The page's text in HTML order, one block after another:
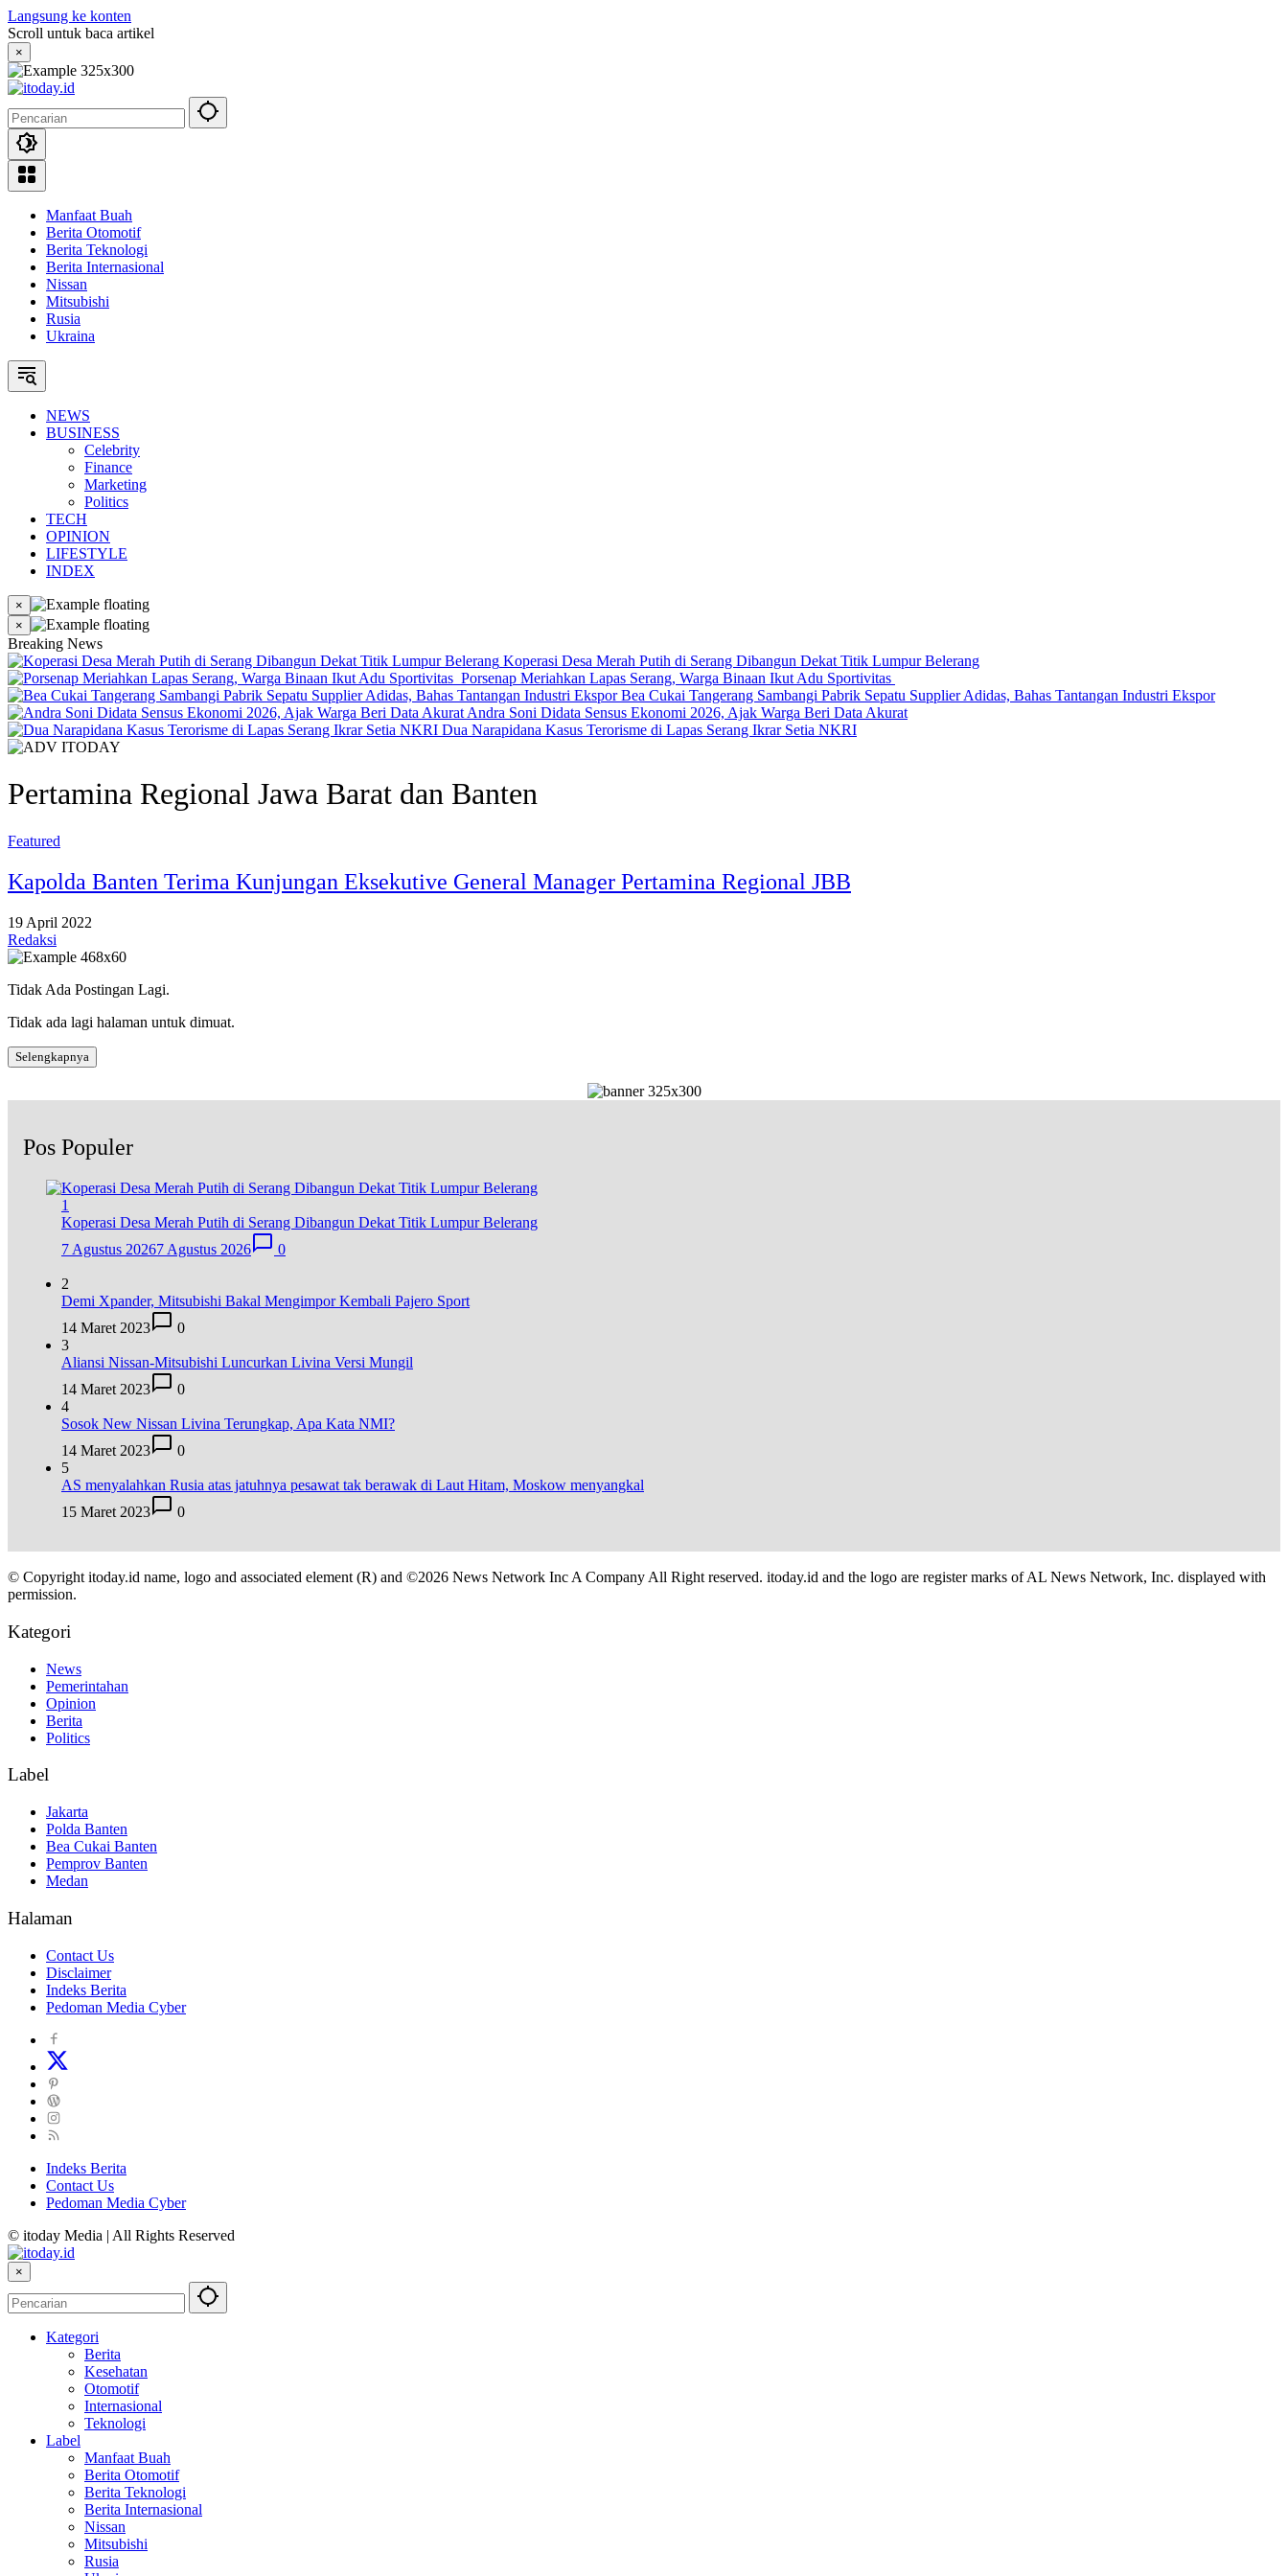
Langsung ke konten
Scroll untuk baca artikel
×
Manfaat Buah
Berita Otomotif
Berita Teknologi
Berita Internasional
Nissan
Mitsubishi
Rusia
Ukraina
NEWS
BUSINESS
Celebrity
Finance
Marketing
Politics
TECH
OPINION
LIFESTYLE
INDEX
×
×
Breaking News
Koperasi Desa Merah Putih di Serang Dibangun Dekat Titik Lumpur Belerang
Porsenap Meriahkan Lapas Serang, Warga Binaan Ikut Adu Sportivitas
Bea Cukai Tangerang Sambangi Pabrik Sepatu Supplier Adidas, Bahas Tantangan Industri Ekspor
Andra Soni Didata Sensus Ekonomi 2026, Ajak Warga Beri Data Akurat
Dua Narapidana Kasus Terorisme di Lapas Serang Ikrar Setia NKRI
Pertamina Regional Jawa Barat dan Banten
Featured
Kapolda Banten Terima Kunjungan Eksekutive General Manager Pertamina Regional JBB
19 April 2022
Redaksi
Tidak Ada Postingan Lagi.
Tidak ada lagi halaman untuk dimuat.
Selengkapnya
Pos Populer
1
Koperasi Desa Merah Putih di Serang Dibangun Dekat Titik Lumpur Belerang
7 Agustus 20267 Agustus 2026 0
2
Demi Xpander, Mitsubishi Bakal Mengimpor Kembali Pajero Sport
14 Maret 2023
0
3
Aliansi Nissan-Mitsubishi Luncurkan Livina Versi Mungil
14 Maret 2023
0
4
Sosok New Nissan Livina Terungkap, Apa Kata NMI?
14 Maret 2023
0
5
AS menyalahkan Rusia atas jatuhnya pesawat tak berawak di Laut Hitam, Moskow menyangkal
15 Maret 2023
0
© Copyright itoday.id name, logo and associated element (R) and ©2026 News Network Inc A Company All Right reserved. itoday.id and the logo are register marks of AL News Network, Inc. displayed with
permission.
Kategori
News
Pemerintahan
Opinion
Berita
Politics
Label
Jakarta
Polda Banten
Bea Cukai Banten
Pemprov Banten
Medan
Halaman
Contact Us
Disclaimer
Indeks Berita
Pedoman Media Cyber
Indeks Berita
Contact Us
Pedoman Media Cyber
© itoday Media | All Rights Reserved
×
Kategori
Berita
Kesehatan
Otomotif
Internasional
Teknologi
Label
Manfaat Buah
Berita Otomotif
Berita Teknologi
Berita Internasional
Nissan
Mitsubishi
Rusia